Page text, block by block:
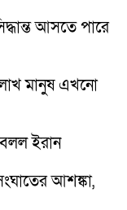
আসতে পারে
মানুষ এখনো
বলল ইরান
আশঙ্কা,